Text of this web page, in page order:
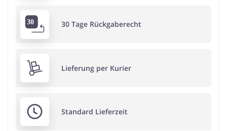
30 Tage Rückgaberecht
Lieferung per Kurier
Standard Lieferzeit